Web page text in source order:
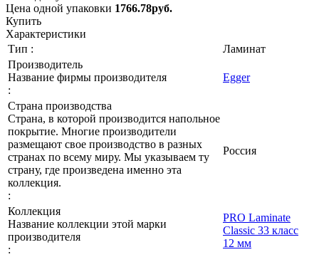
Цена одной упаковки 1766.78руб.
Купить
Характеристики
Тип :
Ламинат
Производитель
Название фирмы производителя
:
Egger
Страна производства
Страна, в которой производится напольное
покрытие. Многие производители
размещают свое производство в разных
странах по всему миру. Мы указываем ту
страну, где произведена именно эта
коллекция.
:
Россия
Коллекция
Название коллекции этой марки
производителя
:
PRO Laminate
Classic 33 класс
12 мм